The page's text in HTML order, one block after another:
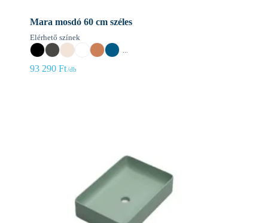
Mara mosdó 60 cm széles
Elérhető színek
...
93 290 Ft